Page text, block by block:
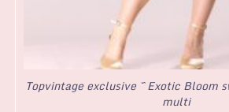
Topvintage exclusive ~ Exotic Bloom
multi